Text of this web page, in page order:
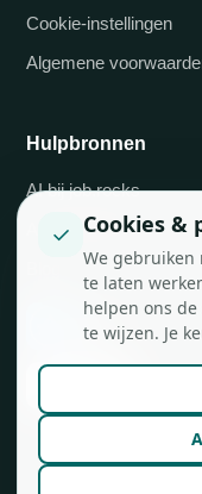
Cookie-instellingen
Algemene
Hulpbronnen
AI bij job.rocks
API-integraties
✓ Cookies &
We gebruiken
te laten
helpen ons
te wijzen. Je